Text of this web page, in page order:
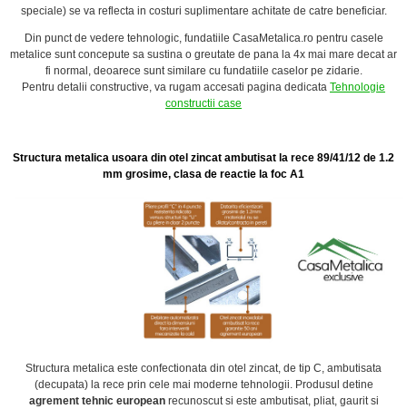
speciale) se va reflecta in costuri suplimentare achitate de catre beneficiar.
Din punct de vedere tehnologic, fundatiile CasaMetalica.ro pentru casele
metalice sunt concepute sa sustina o greutate de pana la 4x mai mare decat ar
fi normal, deoarece sunt similare cu fundatiile caselor pe zidarie.
Pentru detalii constructive, va rugam accesati pagina dedicata Tehnologie
constructii case
Structura metalica usoara din otel zincat ambutisat la rece 89/41/12 de 1.2
mm grosime, clasa de reactie la foc A1
Structura metalica este confectionata din otel zincat, de tip C, ambutisata
(decupata) la rece prin cele mai moderne tehnologii. Produsul detine
agrement tehnic europeanrecunoscut si este ambutisat, pliat, gaurit si